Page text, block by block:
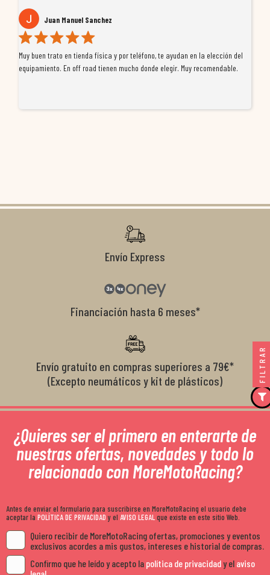
Juan Manuel Sanchez
Muy buen trato en tienda física y por teléfono, te ayudan en la elección del
equipamiento. En off road tienen mucho donde elegir. Muy recomendable.
Envío Express
Financiación hasta 6 meses*
Envío gratuito en compras superiores a 79€*
(Excepto neumáticos y kit de plásticos)
¿Quieres ser el primero en enterarte de
nuestras ofertas, novedades y todo lo
relacionado con MoreMotoRacing?
Antes de enviar el formulario para suscribirse en MoreMotoRacing el usuario debe
aceptar la POLÍTICA DE PRIVACIDADy el AVISO LEGALque existe en este sitio Web.
Quiero recibir de MoreMotoRacing ofertas, promociones y eventos
exclusivos acordes a mis gustos, intereses e historial de compras.
Confirmo que he leído y acepto la política de privacidady el aviso
FILTRAR